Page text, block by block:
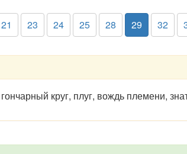
21 23 24 25 28 29 32
круг, плуг, вождь племени,